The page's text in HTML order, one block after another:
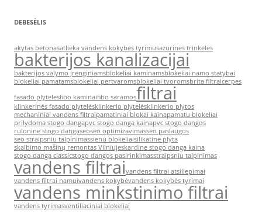
DEBESĖLIS
akytas betonasatlieka vandens kokybes tyrimusazurines trinkeles
bakterijos kanalizacijai
bakterijos valymo įrenginiamsblokeliai kaminamsblokeliai namo statybai
blokeliai pamatamsblokeliai pertvaromsblokeliai tvoromsbrita filtraicerpes
fasado plytelesfibo kaminaifibo saramosfiltrai
klinkerinės fasado plytelėsklinkerio plytelėsklinkerio plytos
mechaniniai vandens filtraipamatiniai blokai kainapamatu blokeliai
prilydoma stogo dangapvc stogo danga kainapvc stogo dangos
rulonine stogo dangaseoseo optimizavimasseo paslaugos
seo straipsniu talpinimassienu blokeliaisilikatine plyta
skalbimo mašinų remontas Vilniujeskardine stogo danga kaina
stogo danga classicstogo dangos pasirinkimasstraipsniu talpinimas
vandens filtraivandens filtrai atsiliepimai
vandens filtrai namuivandens kokybėvandens kokybės tyrimai
vandens minkstinimo filtrai
vandens tyrimasventiliaciniai blokeliai